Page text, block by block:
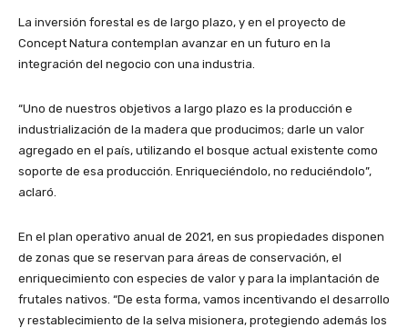
La inversión forestal es de largo plazo, y en el proyecto de
Concept Natura contemplan avanzar en un futuro en la
integración del negocio con una industria.
“Uno de nuestros objetivos a largo plazo es la producción e
industrialización de la madera que producimos; darle un valor
agregado en el país, utilizando el bosque actual existente como
soporte de esa producción. Enriqueciéndolo, no reduciéndolo”,
aclaró.
En el plan operativo anual de 2021, en sus propiedades disponen
de zonas que se reservan para áreas de conservación, el
enriquecimiento con especies de valor y para la implantación de
frutales nativos. “De esta forma, vamos incentivando el desarrollo
y restablecimiento de la selva misionera, protegiendo además los